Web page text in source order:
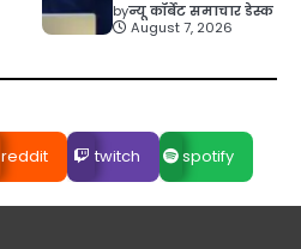
byन्यू कॉर्बेट समाचार डेस्क
August 7, 2026
reddit twitch spotify